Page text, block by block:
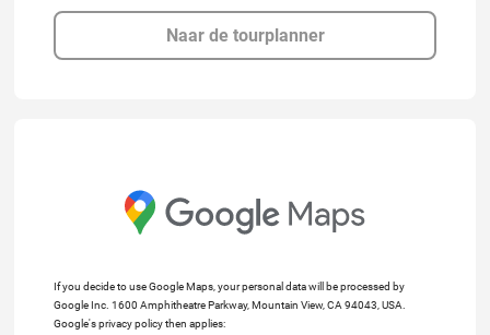
Naar de tourplanner
If you decide to use Google Maps, your personal data will be processed by
Google Inc. 1600 Amphitheatre Parkway, Mountain View, CA 94043, USA.
Google's privacy policy then applies: